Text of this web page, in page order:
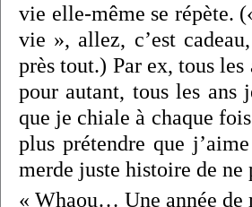
vie elle-même se répète.
vie », allez, c’est
près tout.) Par ex, tous
pour autant, tous les ans
que je chiale à chaque
plus prétendre que
merde juste histoire de ne
« Whaou… Une année